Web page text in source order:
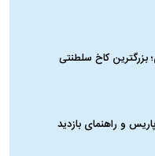
کاخ سلطنتی
و راهنمای بازدید